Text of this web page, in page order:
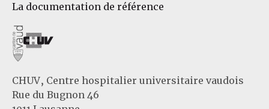
La documentation de référence
CHUV, Centre hospitalier universitaire vaudois
Rue du Bugnon 46